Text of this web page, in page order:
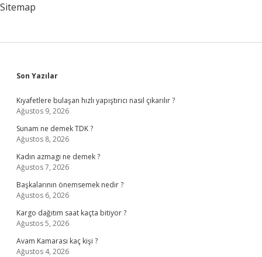
Sitemap
Sidebar
Son Yazılar
Kıyafetlere bulaşan hızlı yapıştırıcı nasıl çıkarılır ?
Ağustos 9, 2026
Sunam ne demek TDK ?
Ağustos 8, 2026
Kadın azmagı ne demek ?
Ağustos 7, 2026
Başkalarının önemsemek nedir ?
Ağustos 6, 2026
Kargo dağıtım saat kaçta bitiyor ?
Ağustos 5, 2026
Avam Kamarası kaç kişi ?
Ağustos 4, 2026